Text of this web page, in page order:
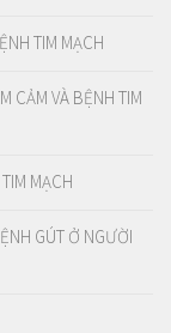
TIM MẠCH
CẢM VÀ BỆNH TIM
MẠCH
GÚT Ở NGƯỜI